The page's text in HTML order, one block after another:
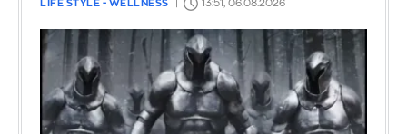
LIFE STYLE - WELLNESS 13:51, 06.08.2026